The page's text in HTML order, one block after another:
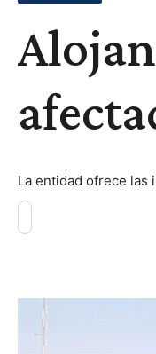
La entidad ofrece las